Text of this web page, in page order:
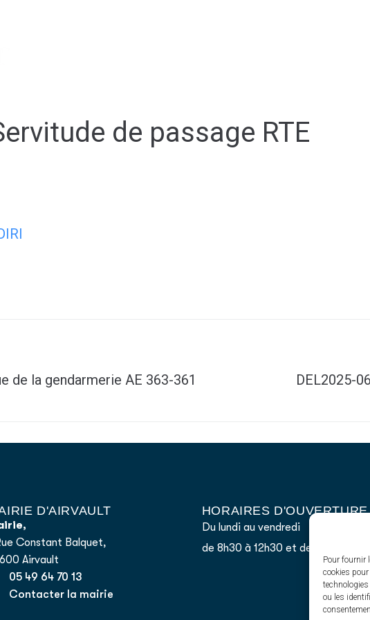
Pour fournir
cookies
ou les
de passage RTE
de la gendarmerie AE 363-361 DEL2025-
D'AIRVAULT
Constant Balquet,
Airvault
05 49 64 70 13
Contacter la mairie
HORAIRES D'OUVERTURE
Du lundi au vendredi
de 8h30 à 12h30 et de 13h45 à